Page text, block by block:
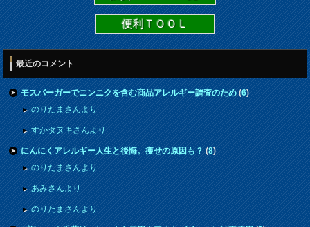
便利ＴＯＯＬ
最近のコメント
モスバーガーでニンニクを含む商品アレルギー調査のため(6)
のりたまさんより
すかタヌキさんより
にんにくアレルギー人生と後悔。痩せの原因も？(8)
のりたまさんより
あみさんより
のりたまさんより